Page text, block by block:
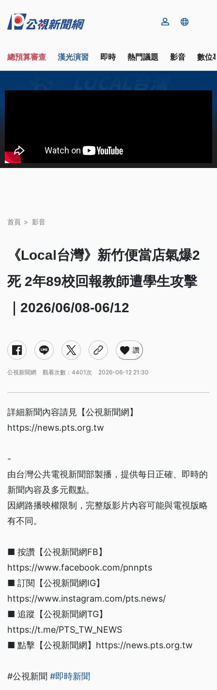
總預算審查 漢光演習 即時 熱門議題 影音 數位
首頁 影音
《Local台灣》新竹便當店氣爆2
死 2年89校回報教師遭學生攻擊
｜2026/06/08-06/12
讚
公視新聞網 觀看次數：4401次 2026-06-12 21:30
詳細新聞內容請見【公視新聞網】
https://news.pts.org.tw
-
由台灣公共電視新聞部製播，提供每日正確、即時的
新聞內容及多元觀點。
因網路播映權限制，完整版影片內容可能與電視版略
有不同。
■ 按讚【公視新聞網FB】
https://www.facebook.com/pnnpts
■ 訂閱【公視新聞網IG】
https://www.instagram.com/pts.news/
■ 追蹤【公視新聞網TG】
https://t.me/PTS_TW_NEWS
■ 點擊【公視新聞網】https://news.pts.org.tw
#公視新聞 #即時新聞